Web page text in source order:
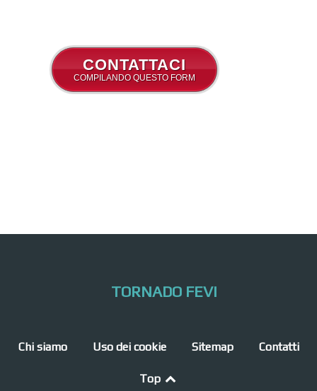
CONTATTACI
COMPILANDO QUESTO FORM
TORNADO FEVI
Chi siamo Uso dei cookie Sitemap Contatti
Top